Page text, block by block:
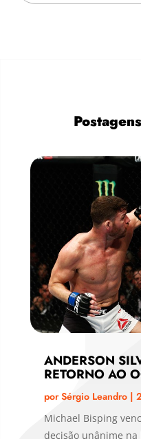
ANDERSON
RETORNO AO
porSérgio Leandro|
Michael Bisping
decisão unânime